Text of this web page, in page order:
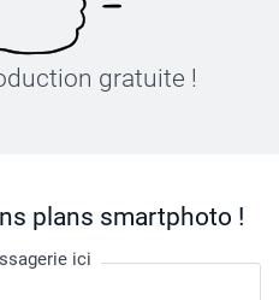
gratuite !
plans smartphoto !
ici